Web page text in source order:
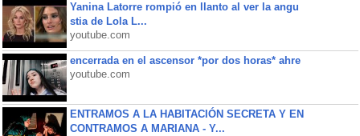
Yanina Latorre rompió en llanto al ver la angu
stia de Lola L...
youtube.com
encerrada en el ascensor *por dos horas* ahre
youtube.com
ENTRAMOS A LA HABITACIÓN SECRETA Y EN
CONTRAMOS A MARIANA - Y...